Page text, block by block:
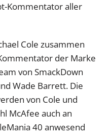
Kommentator aller
Cole zusammen
der Marke
von SmackDown
Wade Barrett. Die
von Cole und
McAfee auch an
40 anwesend